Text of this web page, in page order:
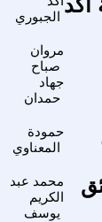
الجبوري أكد
مروان
صباح
جهاد
حمدان
حمودة
المعناوي
محمد عبد
الكريم
يوسف